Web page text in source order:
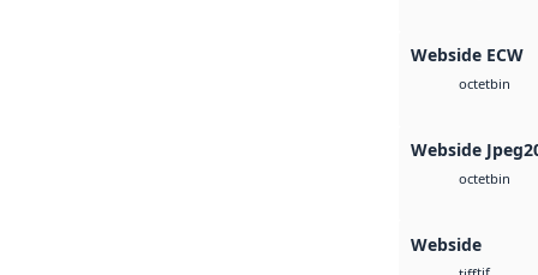
Webside ECW
octetbin
Webside
octetbin
Webside